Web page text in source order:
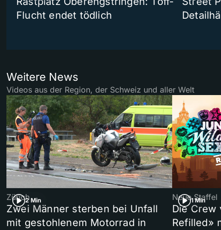
Flucht endet tödlich
Weitere News
Videos aus der Region, der Schweiz und aller Welt
2 Min
Zürich
Zwei Männer sterben bei Unfall
mit gestohlenem Motorrad in
1 Min
Neue Staffel
Die Crew
Refilled»